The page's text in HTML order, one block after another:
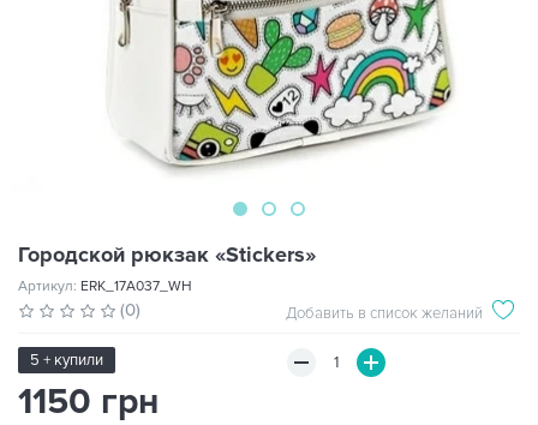
Городской рюкзак «Stickers»
Артикул: ERK_17A037_WH
(0) Добавить в список желаний
5 + купили
1150 грн